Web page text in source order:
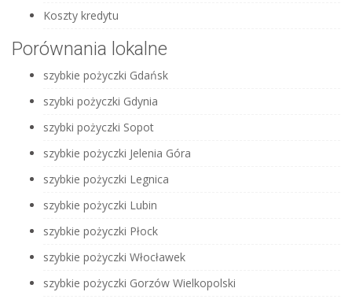
Koszty kredytu
Porównania lokalne
szybkie pożyczki Gdańsk
szybki pożyczki Gdynia
szybki pożyczki Sopot
szybkie pożyczki Jelenia Góra
szybkie pożyczki Legnica
szybkie pożyczki Lubin
szybkie pożyczki Płock
szybkie pożyczki Włocławek
szybkie pożyczki Gorzów Wielkopolski